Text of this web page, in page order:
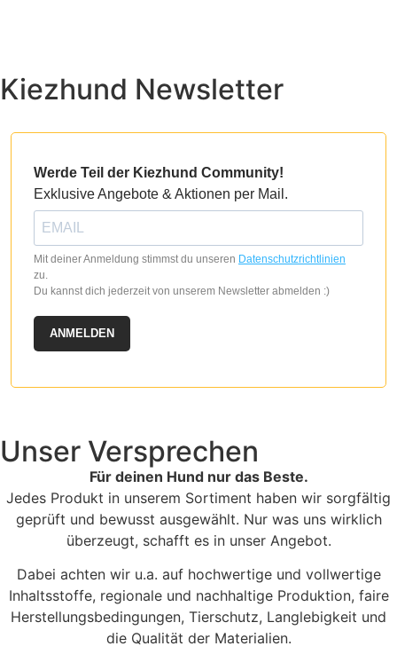
Kiezhund Newsletter
Werde Teil der Kiezhund Community!
Exklusive Angebote & Aktionen per Mail.
Mit deiner Anmeldung stimmst du unseren Datenschutzrichtlinien
zu.
Du kannst dich jederzeit von unserem Newsletter abmelden :)
ANMELDEN
Unser Versprechen
Für deinen Hund nur das Beste.
Jedes Produkt in unserem Sortiment haben wir sorgfältig
geprüft und bewusst ausgewählt. Nur was uns wirklich
überzeugt, schafft es in unser Angebot.
Dabei achten wir u.a. auf hochwertige und vollwertige
Inhaltsstoffe, regionale und nachhaltige Produktion, faire
Herstellungsbedingungen, Tierschutz, Langlebigkeit und
die Qualität der Materialien.